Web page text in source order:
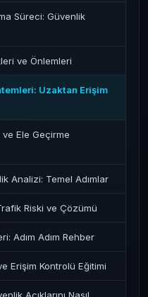
Süreci: Güvenlik
ve Önlemleri
Uzaktan Erişim
ve Ele Geçirme
Analizi: Temel Adımlar
Riski ve Çözümü
Adım Adım Rehber
Erişim Kontrolü Eğitimi